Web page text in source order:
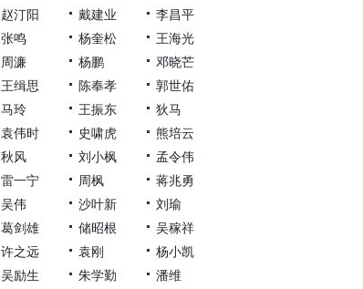
赵汀阳
戴建业
李昌平
张鸣
杨奎松
王海光
周濂
杨鹏
邓晓芒
王缉思
陈奉孝
郭世佑
马玲
王振东
狄马
袁伟时
史啸虎
熊培云
秋风
刘小枫
孟令伟
雷一宁
周枫
蒋兆勇
吴伟
沙叶新
刘瑜
葛剑雄
储昭根
吴稼祥
许之远
袁刚
杨小凯
吴励生
朱学勤
潘维